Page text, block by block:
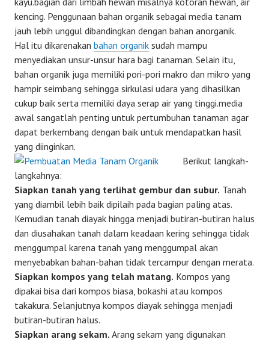
kencing. Penggunaan bahan organik sebagai media tanam
jauh lebih unggul dibandingkan dengan bahan anorganik.
Hal itu dikarenakan bahan organik sudah mampu
menyediakan unsur-unsur hara bagi tanaman. Selain itu,
bahan organik juga memiliki pori-pori makro dan mikro yang
hampir seimbang sehingga sirkulasi udara yang dihasilkan
cukup baik serta memiliki daya serap air yang tinggi.media
awal sangatlah penting untuk pertumbuhan tanaman agar
dapat berkembang dengan baik untuk mendapatkan hasil
yang diinginkan.
Berikut langkah-
langkahnya:
Siapkan tanah yang terlihat gembur dan subur. Tanah
yang diambil lebih baik dipilaih pada bagian paling atas.
Kemudian tanah diayak hingga menjadi butiran-butiran halus
dan diusahakan tanah dalam keadaan kering sehingga tidak
menggumpal karena tanah yang menggumpal akan
menyebabkan bahan-bahan tidak tercampur dengan merata.
Siapkan kompos yang telah matang. Kompos yang
dipakai bisa dari kompos biasa, bokashi atau kompos
takakura. Selanjutnya kompos diayak sehingga menjadi
butiran-butiran halus.
Siapkan arang sekam. Arang sekam yang digunakan